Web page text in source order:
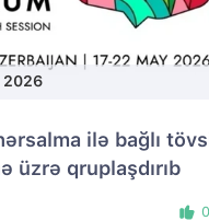
2026
ilə bağlı
üzrə qruplaşdırıb
0